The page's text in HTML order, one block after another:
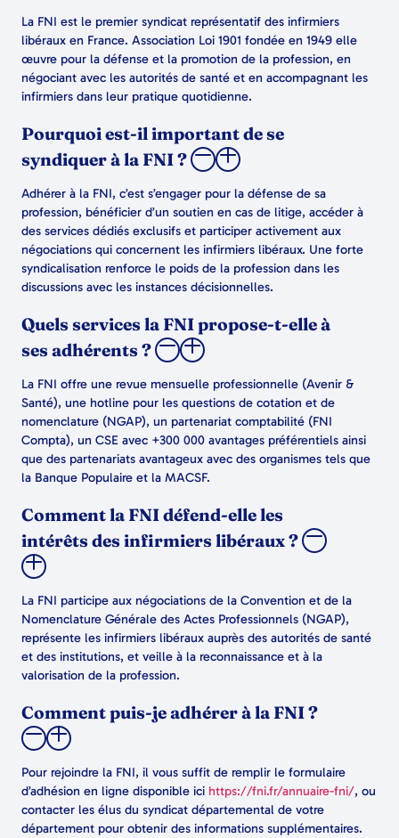
La FNI est le premier syndicat représentatif des infirmiers
libéraux en France. Association Loi 1901 fondée en 1949 elle
œuvre pour la défense et la promotion de la profession, en
négociant avec les autorités de santé et en accompagnant les
infirmiers dans leur pratique quotidienne.
Pourquoi est-il important de se
syndiquer à la FNI ?
Adhérer à la FNI, c’est s’engager pour la défense de sa
profession, bénéficier d’un soutien en cas de litige, accéder à
des services dédiés exclusifs et participer activement aux
négociations qui concernent les infirmiers libéraux. Une forte
syndicalisation renforce le poids de la profession dans les
discussions avec les instances décisionnelles.
Quels services la FNI propose-t-elle à
ses adhérents ?
La FNI offre une revue mensuelle professionnelle (Avenir &
Santé), une hotline pour les questions de cotation et de
nomenclature (NGAP), un partenariat comptabilité (FNI
Compta), un CSE avec +300 000 avantages préférentiels ainsi
que des partenariats avantageux avec des organismes tels que
la Banque Populaire et la MACSF.
Comment la FNI défend-elle les
intérêts des infirmiers libéraux ?
La FNI participe aux négociations de la Convention et de la
Nomenclature Générale des Actes Professionnels (NGAP),
représente les infirmiers libéraux auprès des autorités de santé
et des institutions, et veille à la reconnaissance et à la
valorisation de la profession.
Comment puis-je adhérer à la FNI ?
Pour rejoindre la FNI, il vous suffit de remplir le formulaire
d’adhésion en ligne disponible ici https://fni.fr/annuaire-fni/, ou
contacter les élus du syndicat départemental de votre
département pour obtenir des informations supplémentaires.